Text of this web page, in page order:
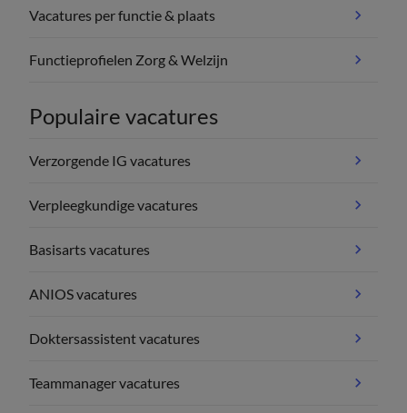
Vacatures per functie & plaats
Functieprofielen Zorg & Welzijn
Populaire vacatures
Verzorgende IG vacatures
Verpleegkundige vacatures
Basisarts vacatures
ANIOS vacatures
Doktersassistent vacatures
Teammanager vacatures